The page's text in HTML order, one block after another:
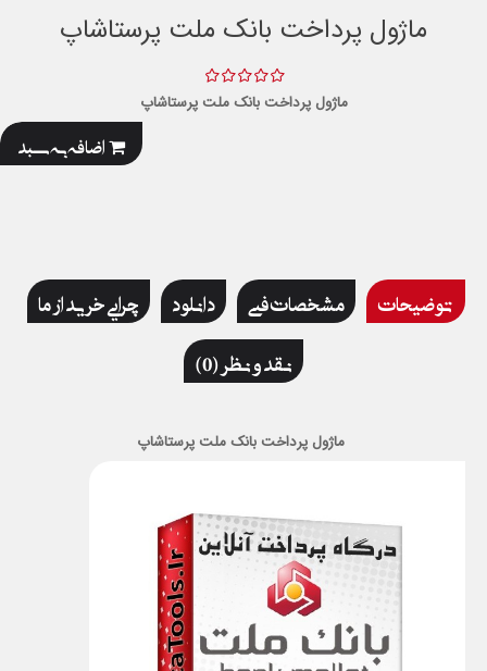
ماژول پرداخت بانک ملت پرستاشاپ
ماژول پرداخت بانک ملت پرستاشاپ
اضافه به سبد
توضیحات مشخصات فنی دانلود
چرایی خرید از ما
نقد و نظر (0)
ماژول پرداخت بانک ملت پرستاشاپ